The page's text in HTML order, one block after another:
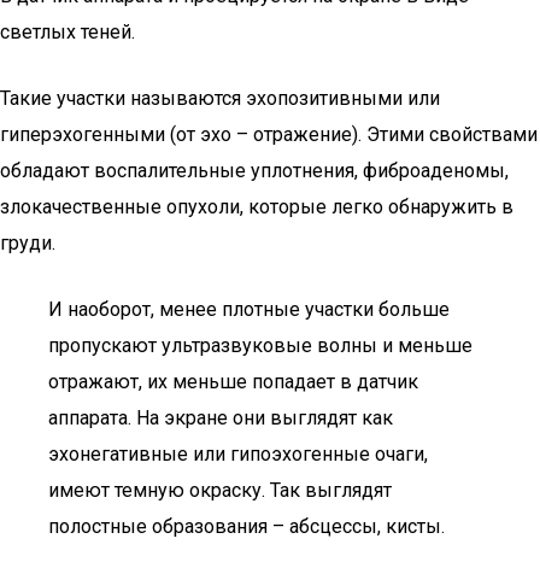
светлых теней.
Такие участки называются эхопозитивными или
гиперэхогенными (от эхо – отражение). Этими свойствами
обладают воспалительные уплотнения, фиброаденомы,
злокачественные опухоли, которые легко обнаружить в
груди.
И наоборот, менее плотные участки больше
пропускают ультразвуковые волны и меньше
отражают, их меньше попадает в датчик
аппарата. На экране они выглядят как
эхонегативные или гипоэхогенные очаги,
имеют темную окраску. Так выглядят
полостные образования – абсцессы, кисты.